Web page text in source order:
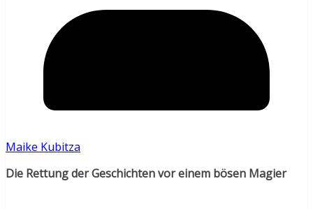
Maike Kubitza
Die Rettung der Geschichten vor einem bösen Magier